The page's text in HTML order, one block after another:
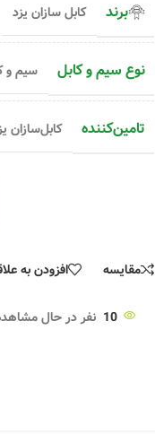
برند کابل سازان یزد
نوع سیم و کابل سیم و
تامین‌کننده کابل‌سازان
مقایسه افزودن به
10 نفر در حال